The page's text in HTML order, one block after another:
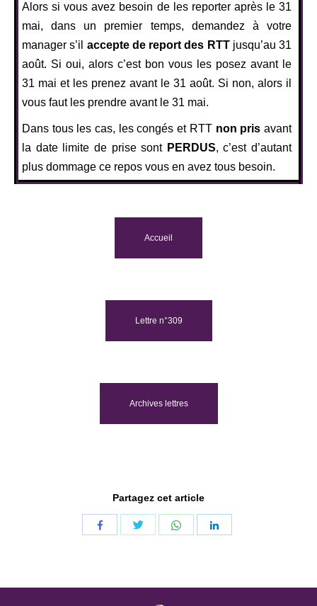
Alors si vous avez besoin de les reporter après le 31
mai, dans un premier temps, demandez à votre
manager s’il accepte de report des RTT jusqu’au 31
août. Si oui, alors c’est bon vous les posez avant le
31 mai et les prenez avant le 31 août. Si non, alors il
vous faut les prendre avant le 31 mai.
Dans tous les cas, les congés et RTT non prisavant
la date limite de prise sont PERDUS, c’est d’autant
plus dommage ce repos vous en avez tous besoin.
Accueil
Lettre n°309
Archives lettres
Partagez cet article
Share
Share